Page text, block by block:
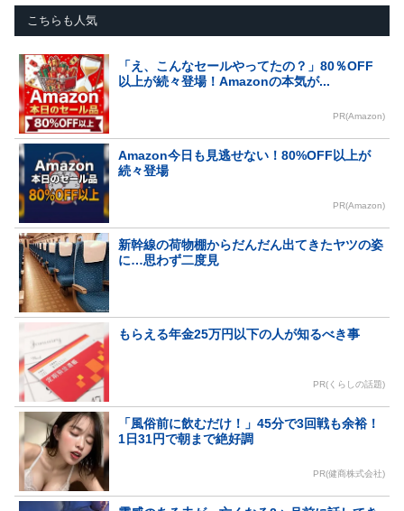
こちらも人気
「え、こんなセールやってたの？」80％OFF
以上が続々登場！Amazonの本気が...
PR(Amazon)
Amazon今日も見逃せない！80%OFF以上が
続々登場
PR(Amazon)
新幹線の荷物棚からだんだん出てきたヤツの姿
に…思わず二度見
もらえる年金25万円以下の人が知るべき事
PR(くらしの話題)
「風俗前に飲むだけ！」45分で3回戦も余裕！
1日31円で朝まで絶好調
PR(健商株式会社)